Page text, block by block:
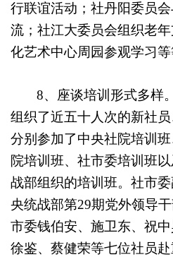
行联谊活动；社丹阳委员
流；社江大委员会组织老
化艺术中心周园参观学习等
8、座谈培训形式多样。
组织了近五十人次的新社
分别参加了中央社院培训
院培训班、社市委培训班
战部组织的培训班。社市
央统战部第29期党外领导
市委钱伯安、施卫东、祝中
徐鉴、蔡健荣等七位社员